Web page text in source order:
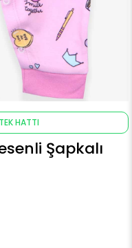
HATTI
Şapkalı